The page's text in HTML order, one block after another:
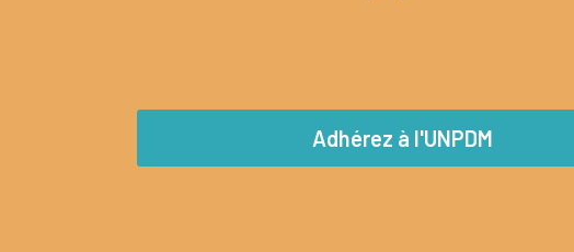
Adhérez à l'UNPDM